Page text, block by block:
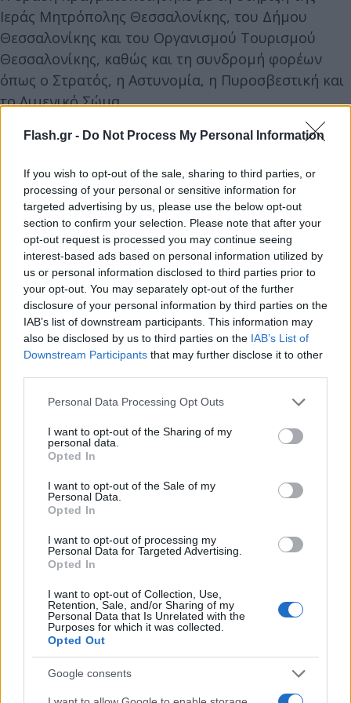
Flash.gr - Do Not Process My Personal Information
If you wish to opt-out of the sale, sharing to third parties, or
processing of your personal or sensitive information for
targeted advertising by us, please use the below opt-out
section to confirm your selection. Please note that after your
opt-out request is processed you may continue seeing
interest-based ads based on personal information utilized by
us or personal information disclosed to third parties prior to
your opt-out. You may separately opt-out of the further
disclosure of your personal information by third parties on the
IAB’s list of downstream participants. This information may
also be disclosed by us to third parties on the IAB’s List of
Downstream Participants that may further disclose it to other
Please note that this website/app uses one or more Google
not limited to your visit or usage behaviour. You may click to
grant or deny consent to Google and its third-party tags to
use your data for below specified purposes in below Google
consent section.
Personal Data Processing Opt Outs
I want to opt-out of the Sharing of my
personal data.
Opted In
I want to opt-out of the Sale of my
Personal Data.
Opted In
I want to opt-out of processing my
Personal Data for Targeted Advertising.
Opted In
I want to opt-out of Collection, Use,
Retention, Sale, and/or Sharing of my
Personal Data that Is Unrelated with the
Purposes for which it was collected.
Opted Out
Google consents
Ιεράς Μητρόπολης Θεσσαλονίκης, του Δήμου
Θεσσαλονίκης και του Οργανισμού Τουρισμού
Θεσσαλονίκης, καθώς και τη συνδρομή φορέων
όπως ο Στρατός, η Αστυνομία, η Πυροσβεστική και
το Λιμενικό Σώμα.
Η συνάντηση των Επιταφίων έχει πλέον καθιερωθεί
ως θεσμός για την πόλη, με στόχο την εντονότερη
βίωση του Θείου Πάθους και την ανάδειξη του
θρησκευτικού και πολιτιστικού χαρακτήρα της
Θεσσαλονίκης.